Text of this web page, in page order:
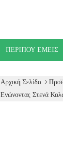
ΠΕΡΊΠΟΥ ΕΜΕΊΣ
Αρχική Σελίδα
Ενώνοντας Στενά